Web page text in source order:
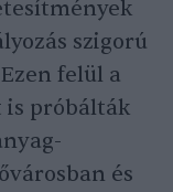
szigorú
felül a
is próbálták
és